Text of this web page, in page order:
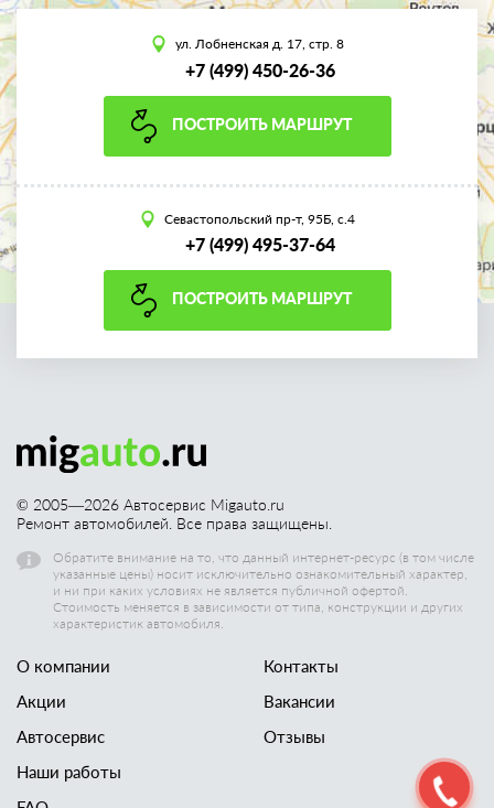
ул. Лобненская д. 17, стр. 8
+7 (499) 450-26-36
ПОСТРОИТЬ МАРШРУТ
Севастопольский пр-т, 95Б, с.4
+7 (499) 495-37-64
ПОСТРОИТЬ МАРШРУТ
© 2005—2026 Автосервис Migauto.ru
Ремонт автомобилей. Все права защищены.
Обратите внимание на то, что данный интернет-ресурс (в том числе
указанные цены) носит исключительно ознакомительный характер,
и ни при каких условиях не является публичной офертой.
Стоимость меняется в зависимости от типа, конструкции и других
характеристик автомобиля.
О компании
Акции
Автосервис
Наши работы
Контакты
Вакансии
Отзывы